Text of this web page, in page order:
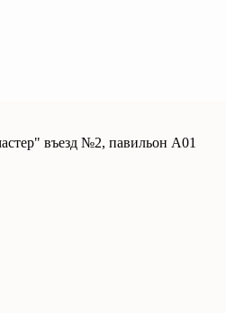
въезд №2, павильон А01